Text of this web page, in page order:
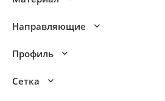
Направляющие
Профиль
Сетка